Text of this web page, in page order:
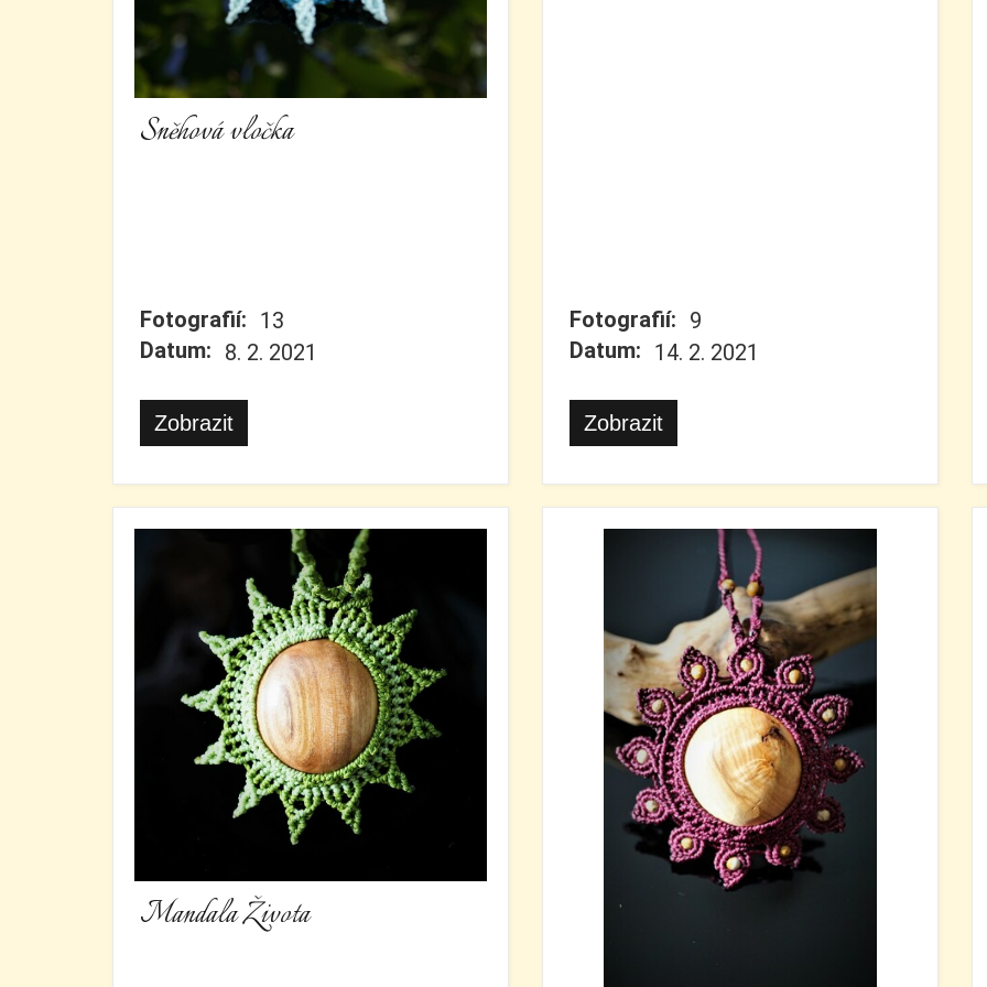
Sněhová vločka
Fotografií: 13
Datum: 8. 2. 2021
Zobrazit
Fotografií: 9
Datum: 14. 2. 2021
Zobrazit
Mandala Života